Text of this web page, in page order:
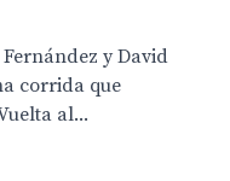
y David
corrida que
al...